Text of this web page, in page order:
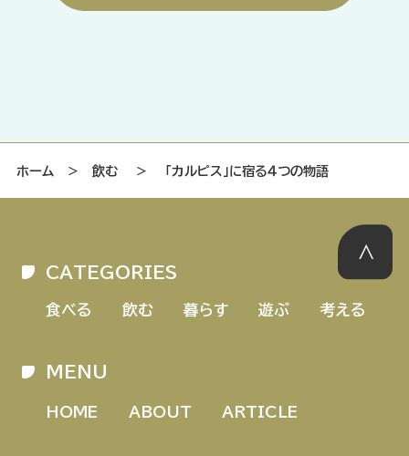
ホーム ＞ 飲む＞ 「カルピス」に宿る４つの物語
CATEGORIES
食べる 飲む 暮らす 遊ぶ 考える
MENU
HOME ABOUT ARTICLE